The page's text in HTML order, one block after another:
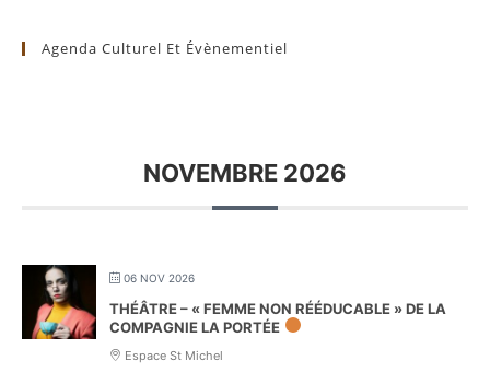
Agenda Culturel Et Évènementiel
NOVEMBRE 2026
06 NOV 2026
THÉÂTRE – « FEMME NON RÉÉDUCABLE » DE LA
COMPAGNIE LA PORTÉE
Espace St Michel